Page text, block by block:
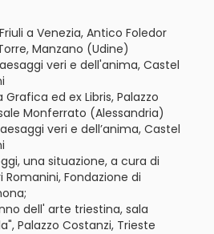
a Venezia, Antico Foledor
Manzano (Udine)
veri e dell'anima, Castel
Grafica ed ex Libris, Palazzo
Monferrato (Alessandria)
veri e dell’anima, Castel
una situazione, a cura di
Romanini, Fondazione di
dell' arte triestina, sala
Palazzo Costanzi, Trieste